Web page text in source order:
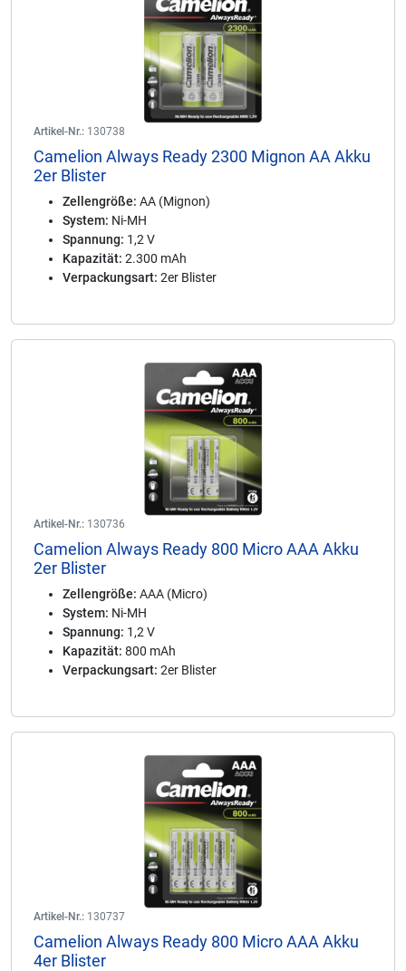
Artikel-Nr.: 130738
Camelion Always Ready 2300 Mignon AA Akku
2er Blister
Zellengröße: AA (Mignon)
System: Ni-MH
Spannung: 1,2 V
Kapazität: 2.300 mAh
Verpackungsart: 2er Blister
Artikel-Nr.: 130736
Camelion Always Ready 800 Micro AAA Akku
2er Blister
Zellengröße: AAA (Micro)
System: Ni-MH
Spannung: 1,2 V
Kapazität: 800 mAh
Verpackungsart: 2er Blister
Artikel-Nr.: 130737
Camelion Always Ready 800 Micro AAA Akku
4er Blister